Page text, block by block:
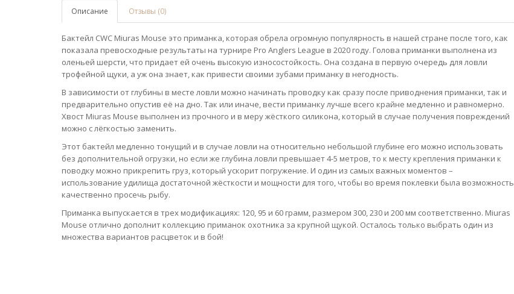
Описание Отзывы (0)
Бактейл CWC Miuras Mouse это приманка, которая обрела огромную популярность в нашей стране после того, как
показала превосходные результаты на турнире Pro Anglers League в 2020 году. Голова приманки выполнена из
оленьей шерсти, что придает ей очень высокую износостойкость. Она создана в первую очередь для ловли
трофейной щуки, а уж она знает, как привести своими зубами приманку в негодность.
В зависимости от глубины в месте ловли можно начинать проводку как сразу после приводнения приманки, так и
предварительно опустив её на дно. Так или иначе, вести приманку лучше всего крайне медленно и равномерно.
Хвост Miuras Mouse выполнен из прочного и в меру жёсткого силикона, который в случае получения повреждений
можно с лёгкостью заменить.
Этот бактейл медленно тонущий и в случае ловли на относительно небольшой глубине его можно использовать
без дополнительной огрузки, но если же глубина ловли превышает 4-5 метров, то к месту крепления приманки к
поводку можно прикрепить груз, который ускорит погружение. И один из самых важных моментов –
использование удилища достаточной жёсткости и мощности для того, чтобы во время поклевки была возможность
качественно просечь рыбу.
Приманка выпускается в трех модификациях: 120, 95 и 60 грамм, размером 300, 230 и 200 мм соответственно. Miuras
Mouse отлично дополнит коллекцию приманок охотника за крупной щукой. Осталось только выбрать один из
множества вариантов расцветок и в бой!